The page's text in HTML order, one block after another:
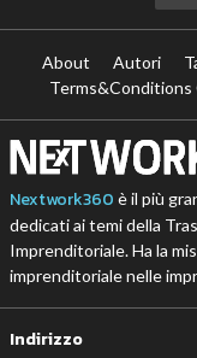
About Autori
Nextwork360 è il più
dedicati ai temi della
Imprenditoriale. Ha la
imprenditoriale nelle
Indirizzo